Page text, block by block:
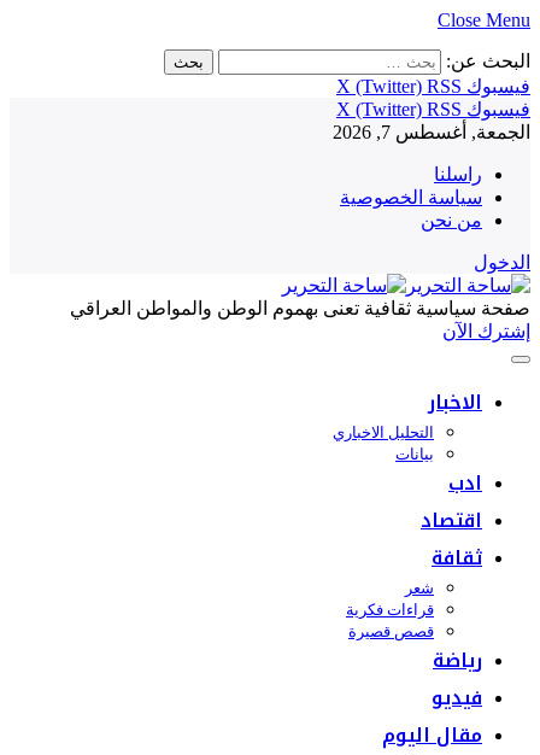
Close Menu
البحث عن:
فيسبوك
X (Twitter) RSS
فيسبوك
X (Twitter) RSS
الجمعة, أغسطس 7, 2026
راسلنا
سياسة الخصوصية
من نحن
الدخول
صفحة سياسية ثقافية تعنى بهموم الوطن والمواطن العراقي
إشترك الآن
الاخبار
التحليل الاخباري
بيانات
ادب
اقتصاد
ثقافة
شعر
قراءات فكرية
قصص قصيرة
رياضة
فيديو
مقال اليوم